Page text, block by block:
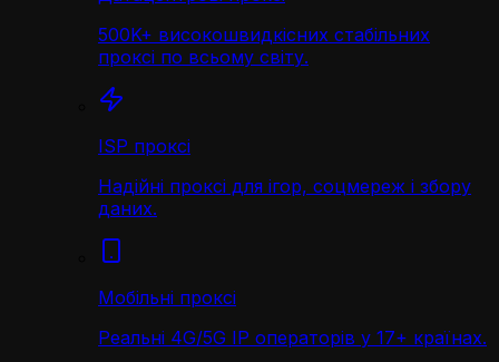
500K+ високошвидкісних стабільних
проксі по всьому світу.
ISP проксі
Надійні проксі для ігор, соцмереж і збору
даних.
Мобільні проксі
Реальні 4G/5G IP операторів у 17+ країнах.